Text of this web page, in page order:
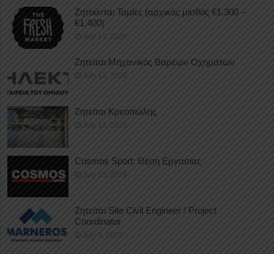
Ζητούνται Ταμίες (αρχικός μισθός €1.300 –
€1.400)
July 14, 2026
Ζητείται Μηχανικός Βαρέων Οχημάτων
July 13, 2026
Ζητείται Κρεοπώλης
July 12, 2026
Cosmos Sport: Θέση Εργασίας
July 10, 2026
Ζητείται Site Civil Engineer / Project
Coordinator
July 9, 2026